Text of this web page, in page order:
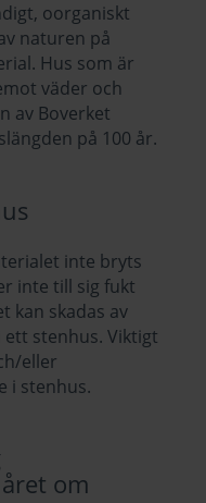
oorganiskt
naturen på
Hus som är
väder och
av Boverket
på 100 år.
inte bryts
inte till sig fukt
kan skadas av
stenhus. Viktigt
eller
i stenhus.
om